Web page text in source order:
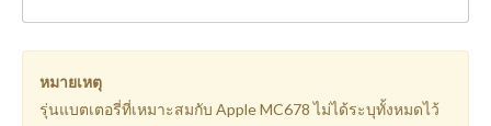
หมายเหตุ
รุ่นแบตเตอรี่ที่เหมาะสมกับ Apple MC678 ไม่ได้ระบุทั้งหมดไว้